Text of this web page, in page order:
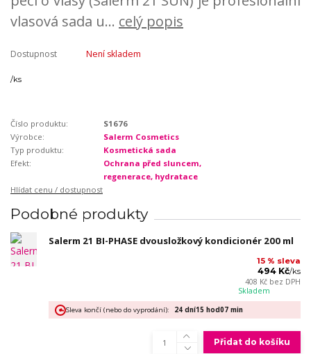
vlasová sada u... celý popis
Dostupnost Není skladem
/ks
Číslo produktu:
S1676
Výrobce:
Salerm Cosmetics
Typ produktu:
Kosmetická sada
Efekt:
Ochrana před sluncem,
regenerace, hydratace
Hlídat cenu / dostupnost
Podobné produkty
Salerm 21 BI-PHASE dvousložkový kondicionér 200 ml
15 % sleva
494 Kč/ks
408 Kč bez DPH
Skladem
Sleva končí (nebo do vyprodání): 24 dní15 hod07 min
Přidat do košíku